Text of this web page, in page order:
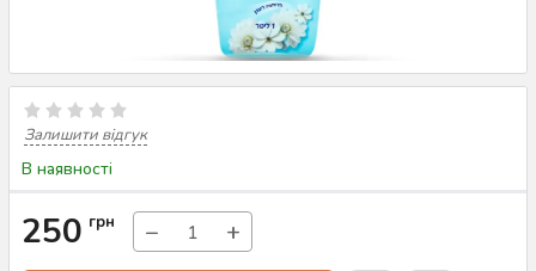
Залишити відгук
В наявності
250 грн − +